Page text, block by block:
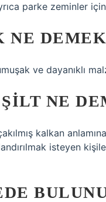
parke zeminler
NE
ve dayanıklı
NE
kalkan
isteyen